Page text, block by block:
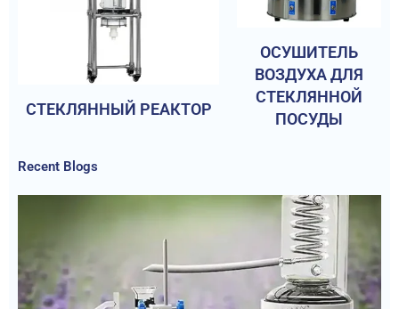
СТЕКЛЯННЫЙ РЕАКТОР
ОСУШИТЕЛЬ
ВОЗДУХА ДЛЯ
СТЕКЛЯННОЙ
ПОСУДЫ
Recent Blogs